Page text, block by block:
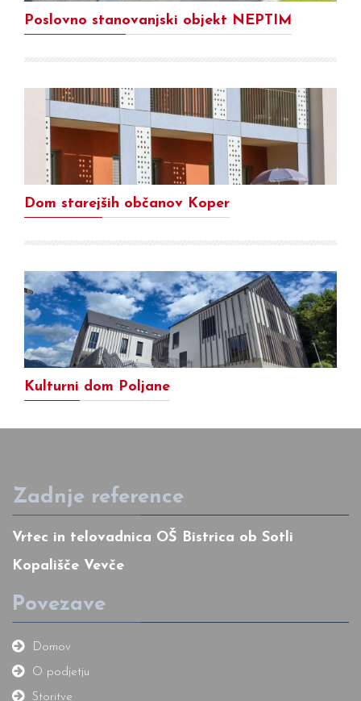
Poslovno stanovanjski objekt NEPTIM
Dom starejših občanov Koper
Kulturni dom Poljane
Zadnje reference
Vrtec in telovadnica OŠ Bistrica ob Sotli
Kopališče Vevče
Povezave
Domov
O podjetju
Storitve